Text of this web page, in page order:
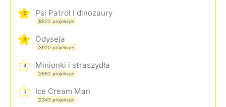
2 Psi Patrol i dinozaury
(8522 projekcje)
3 Odyseja
(3920 projekcje)
4 Minionki i straszydła
(2662 projekcje)
5 Ice Cream Man
(2343 projekcje)